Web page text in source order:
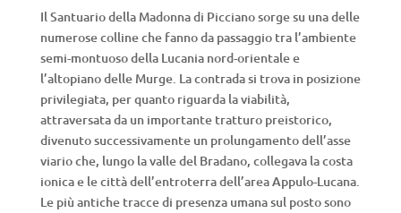
Il Santuario della Madonna di Picciano sorge su una delle
numerose colline che fanno da passaggio tra l’ambiente
semi-montuoso della Lucania nord-orientale e
l’altopiano delle Murge. La contrada si trova in posizione
privilegiata, per quanto riguarda la viabilità,
attraversata da un importante tratturo preistorico,
divenuto successivamente un prolungamento dell’asse
viario che, lungo la valle del Bradano, collegava la costa
ionica e le città dell’entroterra dell’area Appulo-Lucana.
Le più antiche tracce di presenza umana sul posto sono